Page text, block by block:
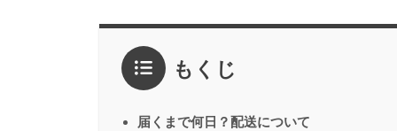
もくじ
届くまで何日？配送について